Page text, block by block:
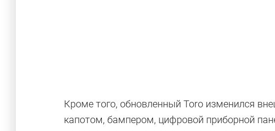
Кроме того, обновленный Toro изменился
капотом, бампером, цифровой приборной